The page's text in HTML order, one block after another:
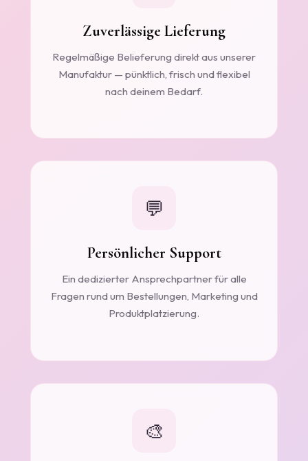
Zuverlässige Lieferung
Regelmäßige Belieferung direkt aus unserer
Manufaktur — pünktlich, frisch und flexibel
nach deinem Bedarf.
💬
Persönlicher Support
Ein dedizierter Ansprechpartner für alle
Fragen rund um Bestellungen, Marketing und
Produktplatzierung.
🎨